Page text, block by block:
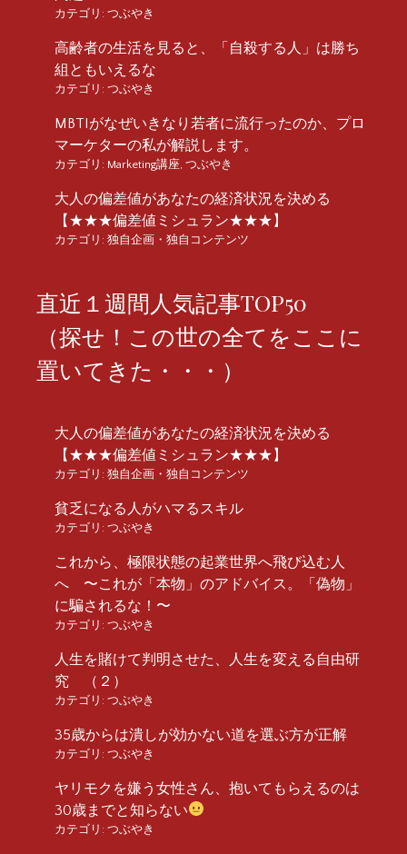
カテゴリ: つぶやき
高齢者の生活を見ると、「自殺する人」は勝ち
組ともいえるな
カテゴリ: つぶやき
MBTIがなぜいきなり若者に流行ったのか、プロ
マーケターの私が解説します。
カテゴリ: Marketing講座 つぶやき
大人の偏差値があなたの経済状況を決める
【★★★偏差値ミシュラン★★★】
カテゴリ: 独自企画・独自コンテンツ
直近１週間人気記事TOP50
（探せ！この世の全てをここに
置いてきた・・・）
大人の偏差値があなたの経済状況を決める
【★★★偏差値ミシュラン★★★】
カテゴリ: 独自企画・独自コンテンツ
貧乏になる人がハマるスキル
カテゴリ: つぶやき
これから、極限状態の起業世界へ飛び込む人
へ 〜これが「本物」のアドバイス。「偽物」
に騙されるな！〜
カテゴリ: つぶやき
人生を賭けて判明させた、人生を変える自由研
究 （２）
カテゴリ: つぶやき
35歳からは潰しが効かない道を選ぶ方が正解
カテゴリ: つぶやき
ヤリモクを嫌う女性さん、抱いてもらえるのは
30歳までと知らない
カテゴリ: つぶやき